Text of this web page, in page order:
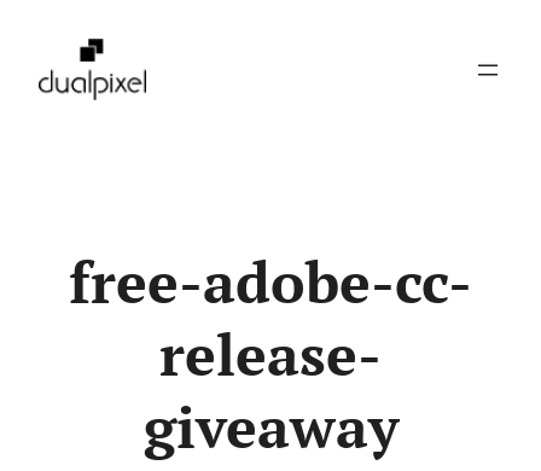
free-adobe-cc-
release-
giveaway